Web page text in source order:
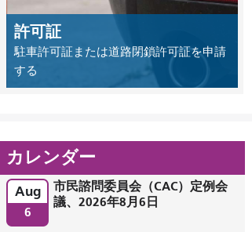
許可証
駐車許可証または道路閉鎖許可証を申請
する
カレンダー
Aug
6
市民諮問委員会（CAC）定例会
議、2026年8月6日